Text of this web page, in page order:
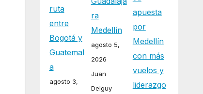
ruta
entre
Bogotá y
Guatemal
a
agosto 3,
ra
Medellín
agosto 5,
2026
Juan
Delguy
apuesta
por
Medellín
con más
vuelos y
liderazgo